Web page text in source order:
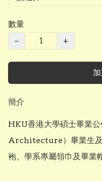
數量
−
+
簡介
HKU香港大學碩士畢業
Architecture）畢業生及
袍、學系專屬領巾及畢業